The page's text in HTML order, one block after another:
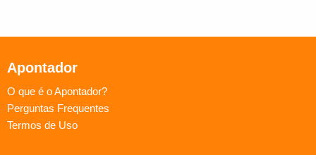
Apontador
O que é o Apontador?
Perguntas Frequentes
Termos de Uso